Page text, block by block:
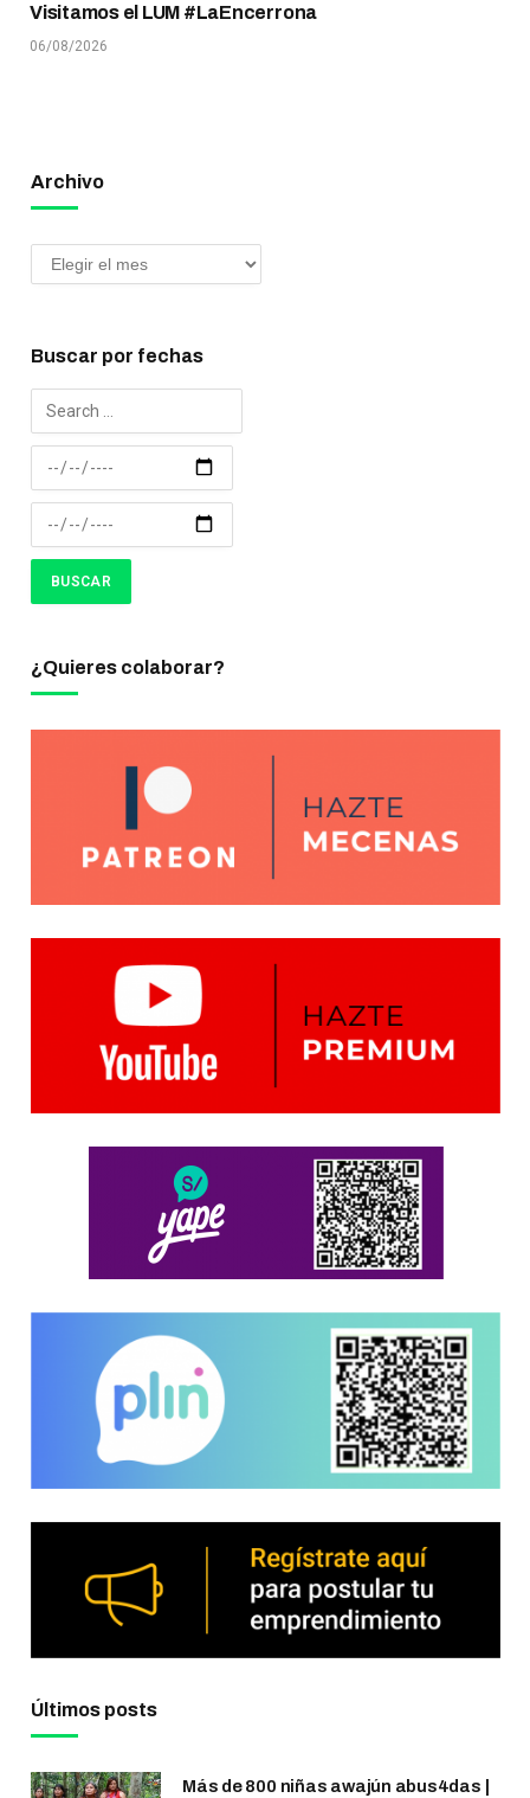
Visitamos el LUM #LaEncerrona
06/08/2026
Archivo
Buscar por fechas
¿Quieres colaborar?
Últimos posts
Más de 800 niñas awajún abus4das |